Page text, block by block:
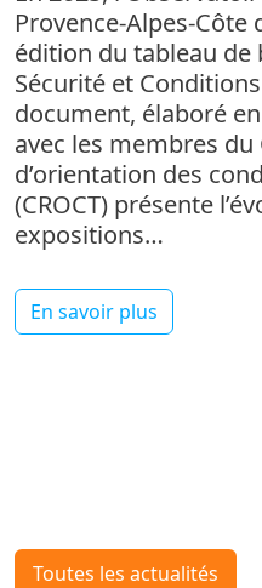
Provence-Alpes-Côte
édition du tableau de
Sécurité et
document, élaboré
avec les membres
d’orientation des
(CROCT) présente
expositions…
En savoir plus
Toutes les actualités